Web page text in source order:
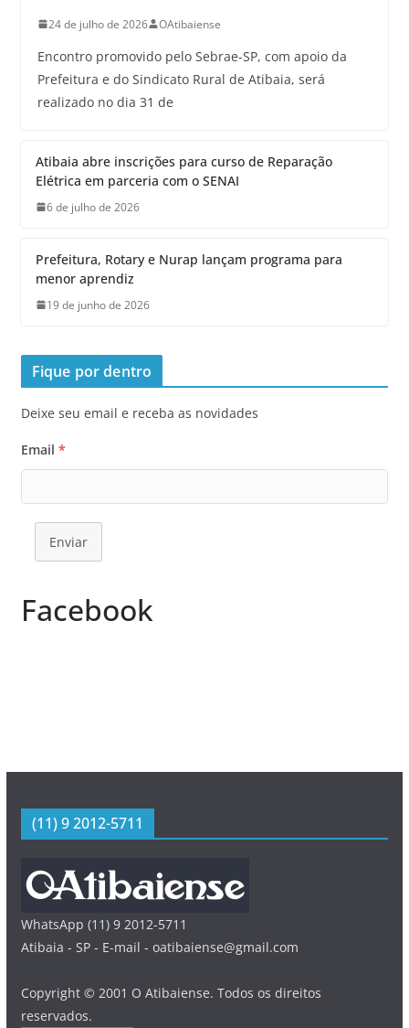
24 de julho de 2026 OAtibaiense
Encontro promovido pelo Sebrae-SP, com apoio da
Prefeitura e do Sindicato Rural de Atibaia, será
realizado no dia 31 de
Atibaia abre inscrições para curso de Reparação
Elétrica em parceria com o SENAI
6 de julho de 2026
Prefeitura, Rotary e Nurap lançam programa para
menor aprendiz
19 de junho de 2026
Fique por dentro
Deixe seu email e receba as novidades
Email *
Enviar
Facebook
(11) 9 2012-5711
WhatsApp (11) 9 2012-5711
Atibaia - SP - E-mail - oatibaiense@gmail.com
Copyright © 2001 O Atibaiense. Todos os direitos
reservados.